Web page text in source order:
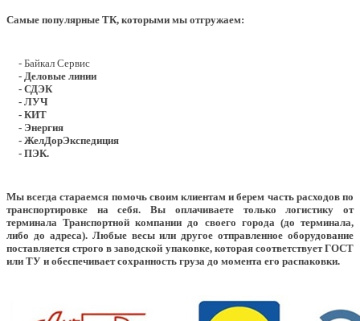
Самые популярные ТК, которыми мы отгружаем:
- Байкал Сервис
- Деловые линии
- СДЭК
- ЛУЧ
- КИТ
- Энергия
- ЖелДорЭкспедиция
- ПЭК.
Мы всегда стараемся помочь своим клиентам и берем часть расходов по
транспортировке на себя. Вы оплачиваете только логистику от
терминала Транспортной компании до своего города (до терминала,
либо до адреса). Любые весы или другое отправленное оборудование
поставляется строго в заводской упаковке, которая соответствует ГОСТ
или ТУ и обеспечивает сохранность груза до момента его распаковки.